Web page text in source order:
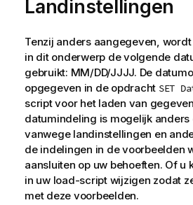
Landinstellingen
Tenzij anders aangegeven,
in dit onderwerp de volgende
gebruikt: MM/DD/JJJJ. De
opgegeven in de opdracht SET
script voor het laden van
datumindeling is mogelijk anders
vanwege landinstellingen en
de indelingen in de voorbeelden
aansluiten op uw behoeften. Of u
in uw load-script wijzigen zodat
met deze voorbeelden.